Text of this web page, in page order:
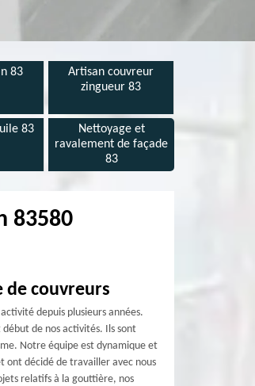
83
Artisan couvreur
zingueur 83
83
Nettoyage et
ravalement de façade
83
83580
de couvreurs
depuis plusieurs années.
de nos activités. Ils sont
Notre équipe est dynamique et
ont décidé de travailler avec nous
relatifs à la gouttière, nos